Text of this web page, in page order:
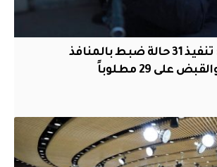
الأمن الوطني: تنفيذ 31 حالة ضبط بالمنافذ
على 29 مطلوباً